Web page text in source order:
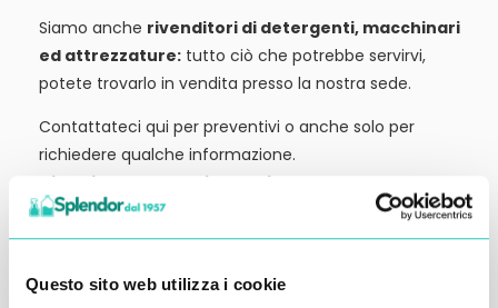
Questo sito web utilizza i cookie
Siamo anche rivenditori di detergenti, macchinari
ed attrezzature: tutto ciò che potrebbe servirvi,
potete trovarlo in vendita presso la nostra sede.
Contattateci qui per preventivi o anche solo per
richiedere qualche informazione.
Ci vediamo al prossimo articolo.